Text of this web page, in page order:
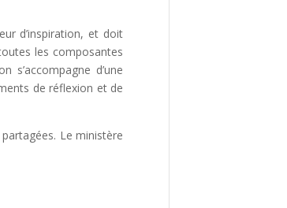
d’inspiration, et doit
les composantes
d’une
de réflexion et de
Le ministère